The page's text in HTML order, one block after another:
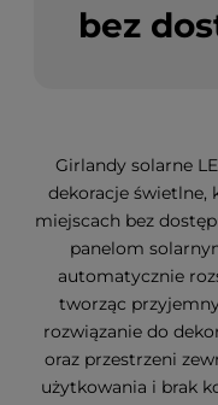
bez
Girlandy solarne
dekoracje świetlne,
miejscach bez
panelom
automatycznie
tworząc
rozwiązanie do
oraz przestrzeni
użytkowania i brak